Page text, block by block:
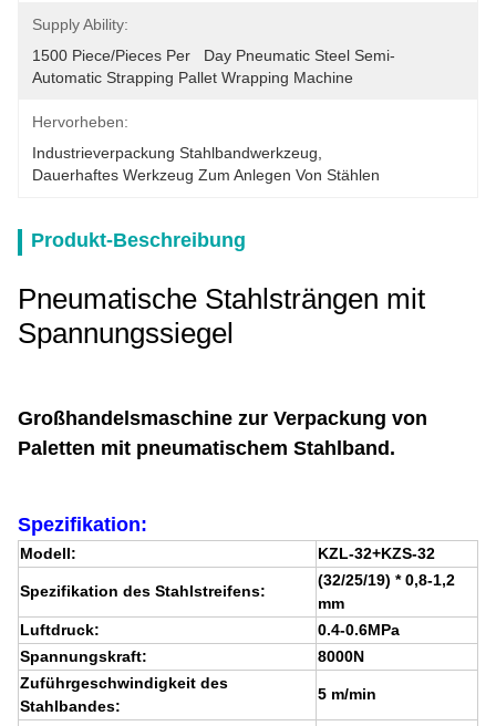
Supply Ability:
1500 Piece/Pieces Per   Day Pneumatic Steel Semi-
Automatic Strapping Pallet Wrapping Machine
Hervorheben:
Industrieverpackung Stahlbandwerkzeug
Dauerhaftes Werkzeug Zum Anlegen Von Stählen
Produkt-Beschreibung
Pneumatische Stahlsträngen mit
Spannungssiegel
Großhandelsmaschine zur Verpackung von
Paletten mit pneumatischem Stahlband.
Spezifikation:
Modell: KZL-32+KZS-32
Spezifikation des Stahlstreifens:
(32/25/19) * 0,8-1,2
mm
Luftdruck:
0.4-0.6MPa
Spannungskraft:
8000N
Zuführgeschwindigkeit des
Stahlbandes:
5 m/min